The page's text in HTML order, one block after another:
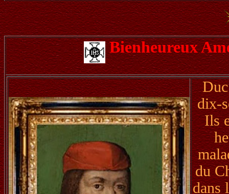
Bienheureux
dix-
Ils
du
dans